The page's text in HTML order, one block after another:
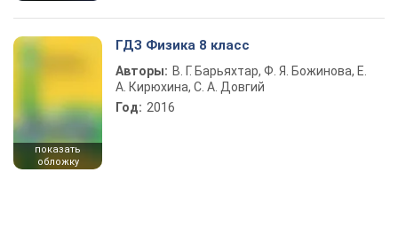
показать
обложку
ГДЗ Физика 8 класс
Авторы: В. Г. Барьяхтар, Ф. Я. Божинова, Е.
А. Кирюхина, С. А. Довгий
Год: 2016